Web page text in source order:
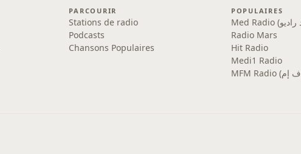
PARCOURIR
Stations de radio
Podcasts
Chansons Populaires
POPULAIRES
Radio Mars
Hit Radio
Medi1 Radio